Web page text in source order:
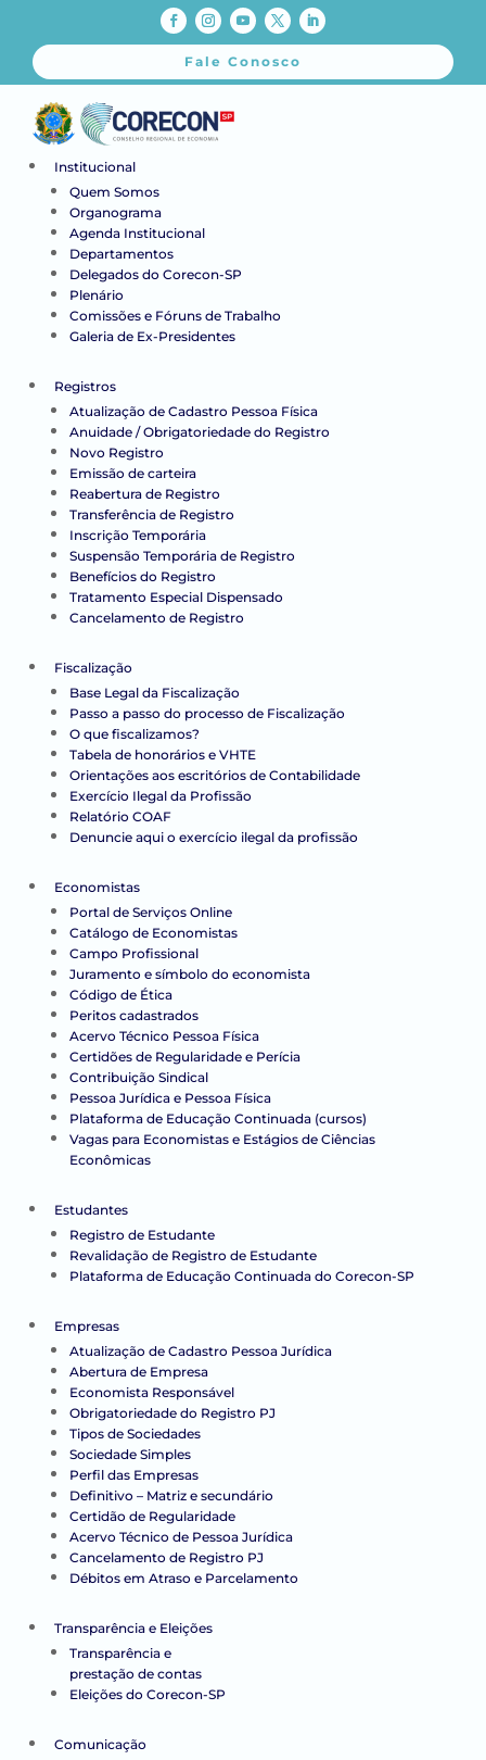
Fale Conosco
Institucional
Quem Somos
Organograma
Agenda Institucional
Departamentos
Delegados do Corecon-SP
Plenário
Comissões e Fóruns de Trabalho
Galeria de Ex-Presidentes
Registros
Atualização de Cadastro Pessoa Física
Anuidade / Obrigatoriedade do Registro
Novo Registro
Emissão de carteira
Reabertura de Registro
Transferência de Registro
Inscrição Temporária
Suspensão Temporária de Registro
Benefícios do Registro
Tratamento Especial Dispensado
Cancelamento de Registro
Fiscalização
Base Legal da Fiscalização
Passo a passo do processo de Fiscalização
O que fiscalizamos?
Tabela de honorários e VHTE
Orientações aos escritórios de Contabilidade
Exercício Ilegal da Profissão
Relatório COAF
Denuncie aqui o exercício ilegal da profissão
Economistas
Portal de Serviços Online
Catálogo de Economistas
Campo Profissional
Juramento e símbolo do economista
Código de Ética
Peritos cadastrados
Acervo Técnico Pessoa Física
Certidões de Regularidade e Perícia
Contribuição Sindical
Pessoa Jurídica e Pessoa Física
Plataforma de Educação Continuada (cursos)
Vagas para Economistas e Estágios de Ciências
Econômicas
Estudantes
Registro de Estudante
Revalidação de Registro de Estudante
Plataforma de Educação Continuada do Corecon-SP
Empresas
Atualização de Cadastro Pessoa Jurídica
Abertura de Empresa
Economista Responsável
Obrigatoriedade do Registro PJ
Tipos de Sociedades
Sociedade Simples
Perfil das Empresas
Definitivo – Matriz e secundário
Certidão de Regularidade
Acervo Técnico de Pessoa Jurídica
Cancelamento de Registro PJ
Débitos em Atraso e Parcelamento
Transparência e Eleições
Transparência e
prestação de contas
Eleições do Corecon-SP
Comunicação